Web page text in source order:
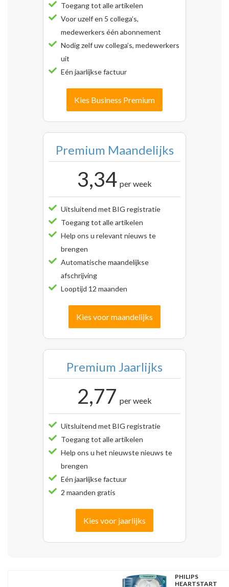
Toegang tot alle artikelen
Voor uzelf en 5 collega’s,
medewerkers één abonnement
Nodig zelf uw collega’s, medewerkers
uit
Eén jaarlijkse factuur
Kies Business Premium
Premium Maandelijks
3,34 per week
Uitsluitend met BIG registratie
Toegang tot alle artikelen
Help ons u relevant nieuws te
brengen
Automatische maandelijkse
afschrijving
Looptijd 12 maanden
Kies voor maandelijks
Premium Jaarlijks
2,77 per week
Uitsluitend met BIG registratie
Toegang tot alle artikelen
Help ons u het nieuwste nieuws te
brengen
Eén jaarlijkse factuur
2 maanden gratis
Kies voor jaarlijks
PHILIPS
HEARTSTART